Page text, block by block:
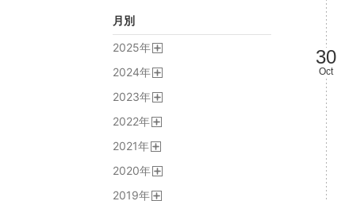
30
Oct
月別
2025年
2024年
2023年
2022年
2021年
2020年
2019年